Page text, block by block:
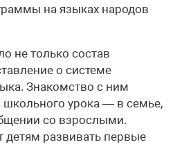
на языках народов
не только состав
о системе
Знакомство с ним
школьного урока — в семье,
со взрослыми.
детям развивать первые